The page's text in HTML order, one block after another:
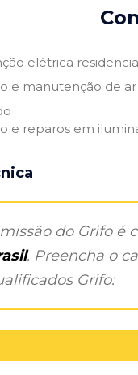
elétrica
e manutenção de ar
e reparos em
do Grifo é
. Preencha o
Grifo: